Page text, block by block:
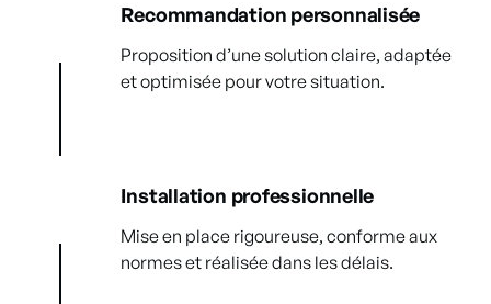
Recommandation personnalisée
Proposition d’une solution claire, adaptée
et optimisée pour votre situation.
Installation professionnelle
Mise en place rigoureuse, conforme aux
normes et réalisée dans les délais.